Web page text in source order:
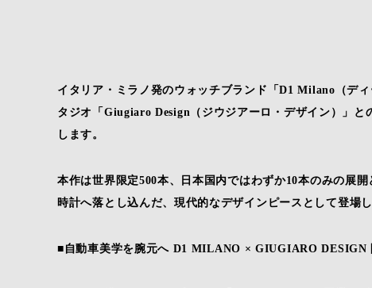
イタリア・ミラノ発のウォッチブランド「D1 Milano（デ
タジオ「Giugiaro Design（ジウジアーロ・デザイン）」
します。
本作は世界限定500本、日本国内ではわずか10本のみの展
時計へ落とし込んだ、現代的なデザインピースとして登場し
■自動車美学を腕元へ D1 MILANO × GIUGIARO DESIGN